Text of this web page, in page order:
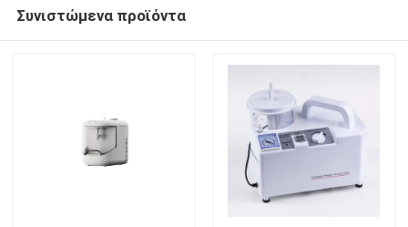
Συνιστώμενα προϊόντα